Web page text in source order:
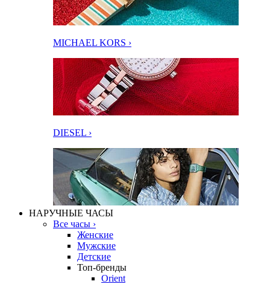
MICHAEL KORS ›
DIESEL ›
НАРУЧНЫЕ ЧАСЫ
Все часы ›
Женские
Мужские
Детские
Топ-бренды
Orient